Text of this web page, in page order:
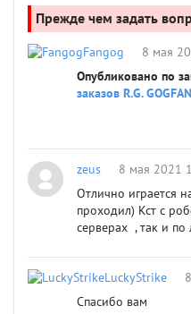
Прежде чем задать
Fangog
8 мая
Опубликовано по
заказов R.G. GOGFAN
zeus
8 мая 2021
Отлично играется
проходил) Кст с
серверах , так и по
LuckyStrike
Спасибо вам